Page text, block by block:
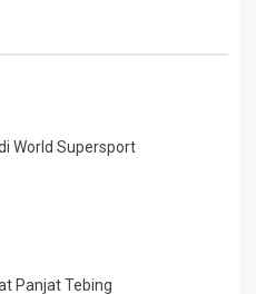
World Supersport
Panjat Tebing